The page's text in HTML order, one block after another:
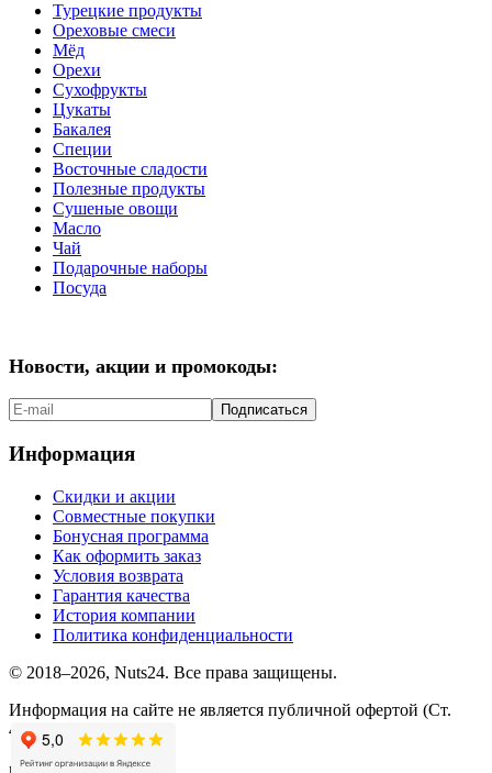
Турецкие продукты
Ореховые смеси
Мёд
Орехи
Сухофрукты
Цукаты
Бакалея
Специи
Восточные сладости
Полезные продукты
Сушеные овощи
Масло
Чай
Подарочные наборы
Посуда
Новости, акции и промокоды:
Подписаться
Информация
Скидки и акции
Совместные покупки
Бонусная программа
Как оформить заказ
Условия возврата
Гарантия качества
История компании
Политика конфиденциальности
© 2018–2026, Nuts24. Все права защищены.
Информация на сайте не является публичной офертой (Ст.
437.2 ГК РФ).
мы в соцсетях